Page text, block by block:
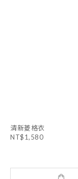
清新菱格衣
NT$1,580